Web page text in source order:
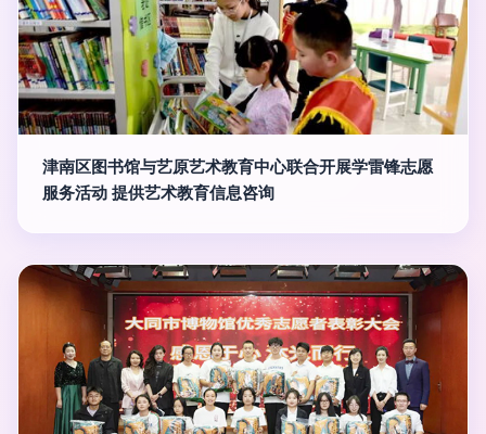
津南区图书馆与艺原艺术教育中心联合开展学雷锋志愿
服务活动 提供艺术教育信息咨询